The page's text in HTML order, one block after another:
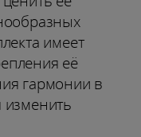
имеет
её
гармонии в